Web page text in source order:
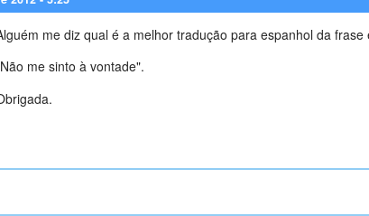
me diz qual é a melhor tradução para espanhol da frase
me sinto à vontade".